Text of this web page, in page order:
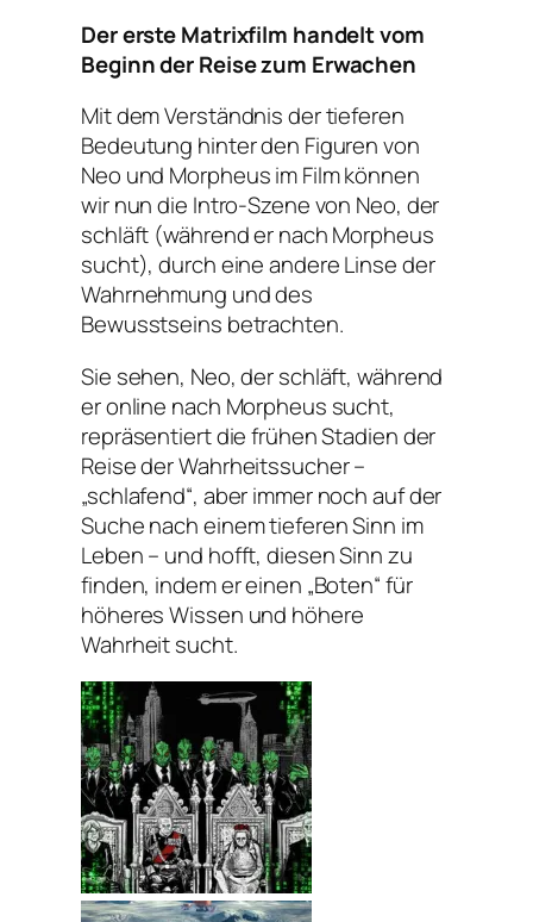
Der erste Matrixfilm handelt vom
Beginn der Reise zum Erwachen
Mit dem Verständnis der tieferen
Bedeutung hinter den Figuren von
Neo und Morpheus im Film können
wir nun die Intro-Szene von Neo, der
schläft (während er nach Morpheus
sucht), durch eine andere Linse der
Wahrnehmung und des
Bewusstseins betrachten.
Sie sehen, Neo, der schläft, während
er online nach Morpheus sucht,
repräsentiert die frühen Stadien der
Reise der Wahrheitssucher –
„schlafend“, aber immer noch auf der
Suche nach einem tieferen Sinn im
Leben – und hofft, diesen Sinn zu
finden, indem er einen „Boten“ für
höheres Wissen und höhere
Wahrheit sucht.